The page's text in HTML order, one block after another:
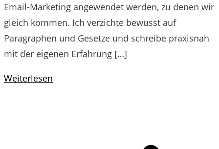
Email-Marketing angewendet werden, zu denen wir
gleich kommen. Ich verzichte bewusst auf
Paragraphen und Gesetze und schreibe praxisnah
mit der eigenen Erfahrung […]
Weiterlesen